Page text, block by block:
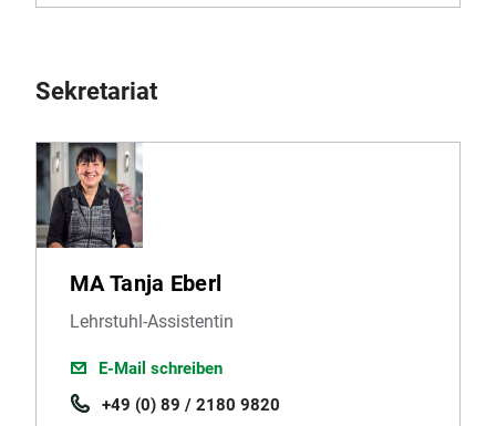
Sekretariat
MA Tanja Eberl
Lehrstuhl-Assistentin
E-Mail schreiben
+49 (0) 89 / 2180 9820